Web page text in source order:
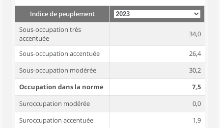
Indice de peuplement
Sous-occupation très
accentuée
34,0
Sous-occupation accentuée
26,4
Sous-occupation modérée
30,2
Occupation dans la norme
7,5
Suroccupation modérée
0,0
Suroccupation accentuée
1,9